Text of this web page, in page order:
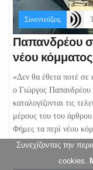
Συνεντεύξεις
Παπανδρέου
νέου κόμματος
«Δεν θα έθετα ποτέ σε
ο Γιώργος
καταλογίζονται τις
μέρους του του
Φήμες τα περί νέου
Συνεχίζοντας την
cookies.